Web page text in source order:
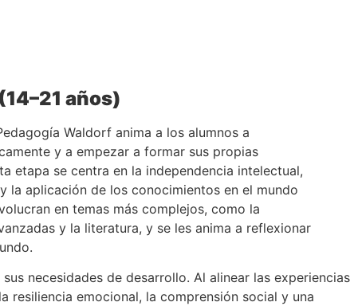
años)
Waldorf anima a los alumnos a
y a empezar a formar sus propias
etapa se centra en la independencia intelectual,
la aplicación de los conocimientos en el mundo
en temas más complejos, como la
y la literatura, y se les anima a reflexionar
necesidades de desarrollo. Al alinear las experiencias
resiliencia emocional, la comprensión social y una